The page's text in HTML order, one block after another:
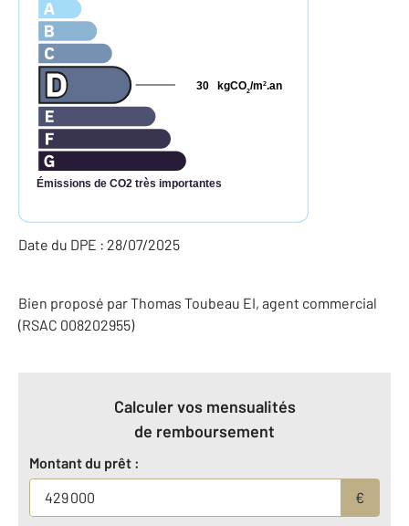
Émissions de CO2 très importantes
kgCO2/m2.an
30
Date du DPE : 28/07/2025
Bien proposé parThomas Toubeau EI, agent commercial
(RSAC 008202955)
Calculer vos mensualités
de remboursement
Montant du prêt :
€